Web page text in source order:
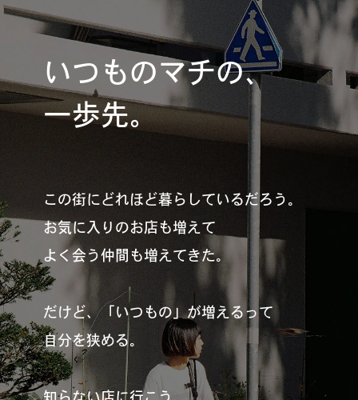
いつものマチの、
一歩先。
この街にどれほど暮らしているだろう。
お気に入りのお店も増えて
よく会う仲間も増えてきた。
だけど、「いつもの」が増えるって
自分を狭める。
知らない店に行こう、